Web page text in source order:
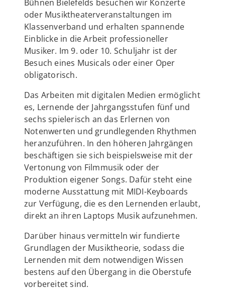
Bühnen Bielefelds besuchen wir Konzerte
oder Musiktheaterveranstaltungen im
Klassenverband und erhalten spannende
Einblicke in die Arbeit professioneller
Musiker. Im 9. oder 10. Schuljahr ist der
Besuch eines Musicals oder einer Oper
obligatorisch.
Das Arbeiten mit digitalen Medien ermöglicht
es, Lernende der Jahrgangsstufen fünf und
sechs spielerisch an das Erlernen von
Notenwerten und grundlegenden Rhythmen
heranzuführen. In den höheren Jahrgängen
beschäftigen sie sich beispielsweise mit der
Vertonung von Filmmusik oder der
Produktion eigener Songs. Dafür steht eine
moderne Ausstattung mit MIDI-Keyboards
zur Verfügung, die es den Lernenden erlaubt,
direkt an ihren Laptops Musik aufzunehmen.
Darüber hinaus vermitteln wir fundierte
Grundlagen der Musiktheorie, sodass die
Lernenden mit dem notwendigen Wissen
bestens auf den Übergang in die Oberstufe
vorbereitet sind.